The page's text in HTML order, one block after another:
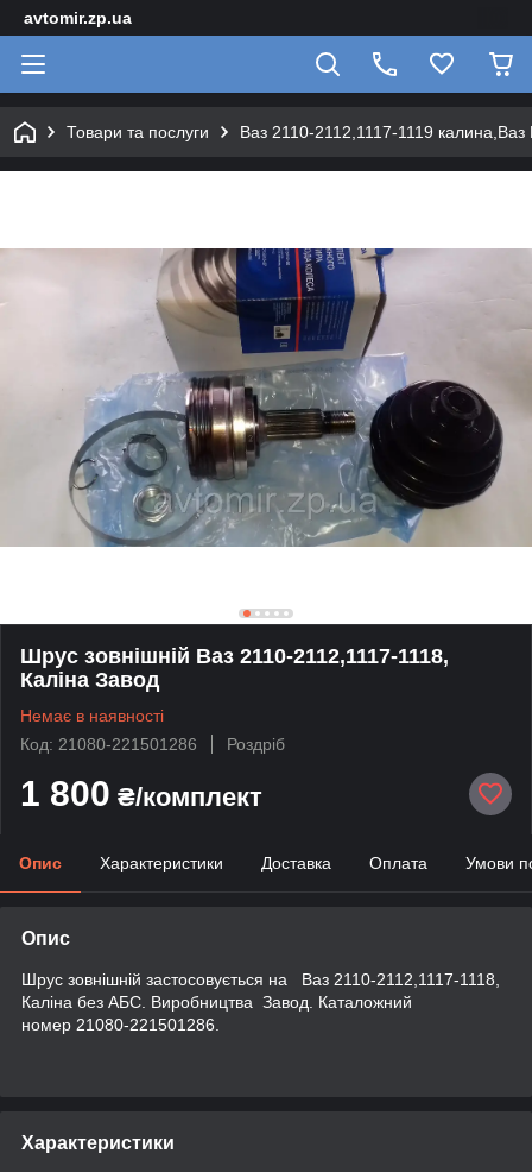
avtomir.zp.ua
Товари та послуги Ваз 2110-2112,1117-1119
Шрус зовнішній Ваз 2110-2112,1117-1118,
Каліна Завод
Немає в наявності
Код: 21080-221501286
Роздріб
1 800 ₴/комплект
Опис Характеристики Доставка Оплата Умови
Опис
Шрус зовнішній застосовується на Ваз 2110-2112,1117-1118,
Каліна без АБС. Виробництва Завод. Каталожний
номер 21080-221501286.
Характеристики